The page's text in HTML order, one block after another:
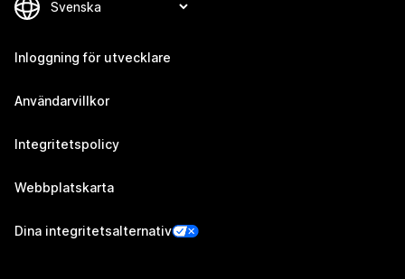
Inloggning för utvecklare
Användarvillkor
Integritetspolicy
Webbplatskarta
Dina integritetsalternativ